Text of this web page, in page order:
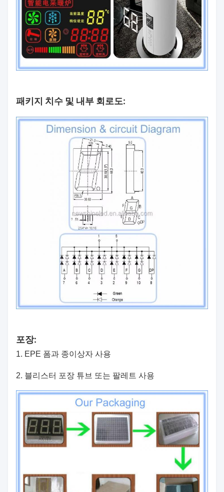
패키지 치수 및 내부 회로도:
포장:
1. EPE 폼과 종이상자 사용
2. 블리스터 포장 튜브 또는 팔레트 사용